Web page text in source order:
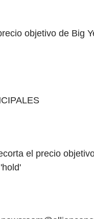
objetivo de Big
el precio